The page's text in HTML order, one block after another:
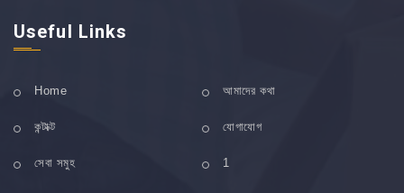
Useful Links
Home আমাদের কথা
কন্টাক্ট যোগাযোগ
সেবা সমুহ 1